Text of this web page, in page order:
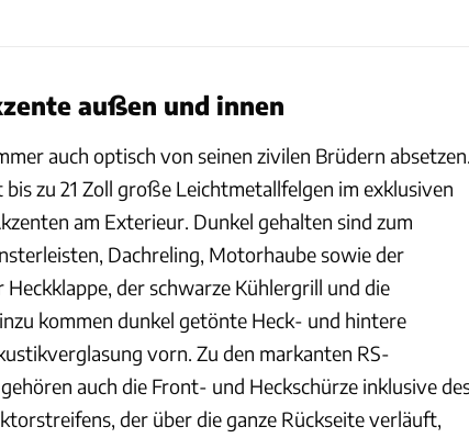
außen und innen
auch optisch von seinen zivilen Brüdern
zu 21 Zoll große Leichtmetallfelgen im exklusiven
am Exterieur. Dunkel gehalten sind zum
Dachreling, Motorhaube sowie der
der schwarze Kühlergrill und die
kommen dunkel getönte Heck- und hintere
vorn. Zu den markanten RS-
auch die Front- und Heckschürze inklusive
der über die ganze Rückseite verläuft,